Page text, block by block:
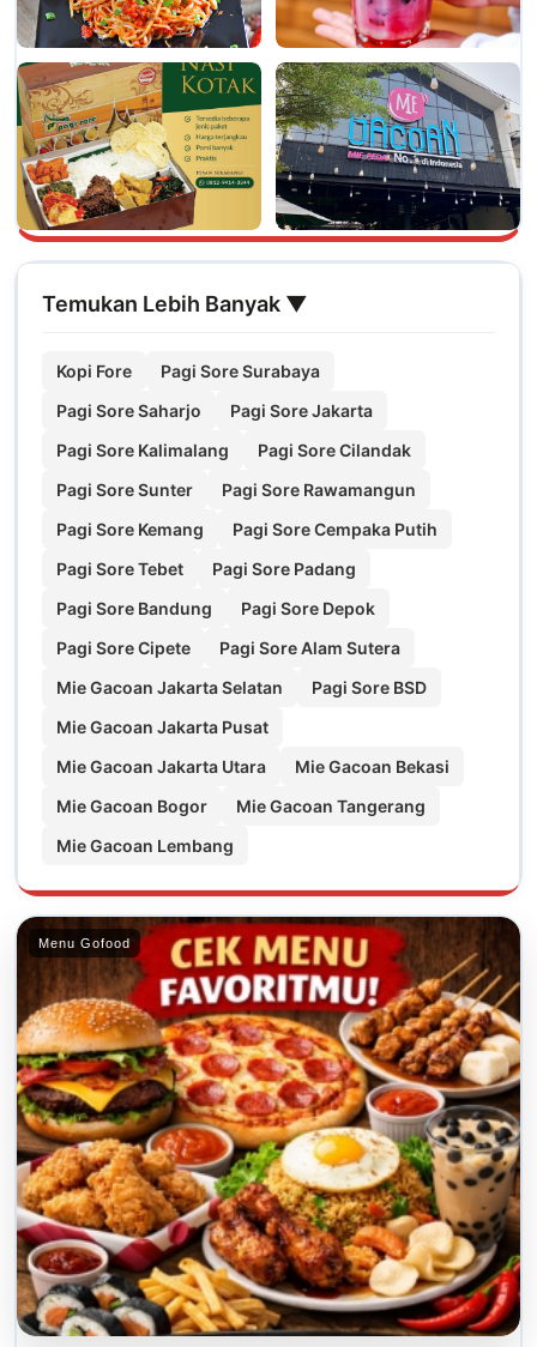
Temukan Lebih Banyak ▼
Kopi Fore
Pagi Sore Surabaya
Pagi Sore Saharjo
Pagi Sore Jakarta
Pagi Sore Kalimalang
Pagi Sore Cilandak
Pagi Sore Sunter
Pagi Sore Rawamangun
Pagi Sore Kemang
Pagi Sore Cempaka Putih
Pagi Sore Tebet
Pagi Sore Padang
Pagi Sore Bandung
Pagi Sore Depok
Pagi Sore Cipete
Pagi Sore Alam Sutera
Mie Gacoan Jakarta Selatan
Pagi Sore BSD
Mie Gacoan Jakarta Pusat
Mie Gacoan Jakarta Utara
Mie Gacoan Bekasi
Mie Gacoan Bogor
Mie Gacoan Tangerang
Mie Gacoan Lembang
Menu Gofood